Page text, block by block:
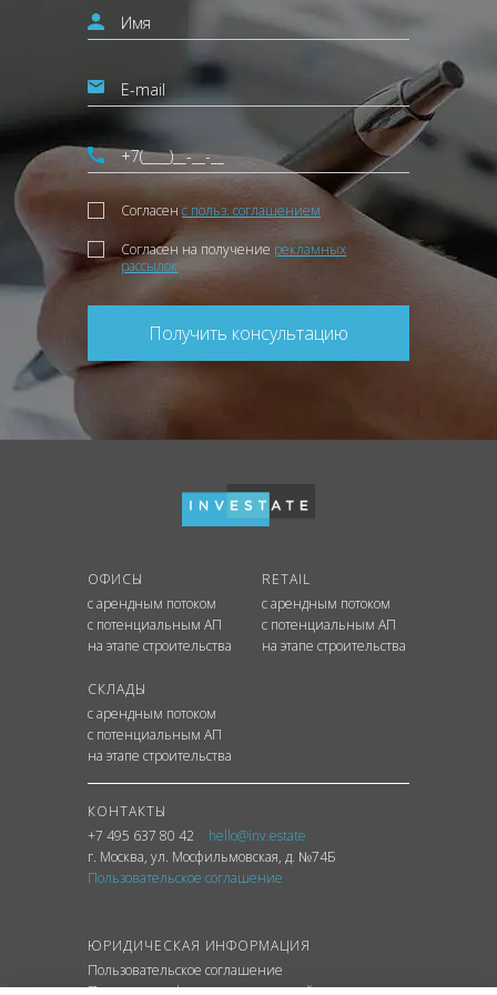
Согласен с польз. соглашением
Согласен на получение рекламных
рассылок
Получить консультацию
ОФИСЫ
с арендным потоком
с потенциальным АП
на этапе строительства
RETAIL
с арендным потоком
с потенциальным АП
на этапе строительства
СКЛАДЫ
с арендным потоком
с потенциальным АП
на этапе строительства
КОНТАКТЫ
+7 495 637 80 42
hello@inv.estate
г. Москва, ул. Мосфильмовская, д. №74Б
Пользовательское соглашение
ЮРИДИЧЕСКАЯ ИНФОРМАЦИЯ
Пользовательское соглашение
Политика конфиденциальности сайта